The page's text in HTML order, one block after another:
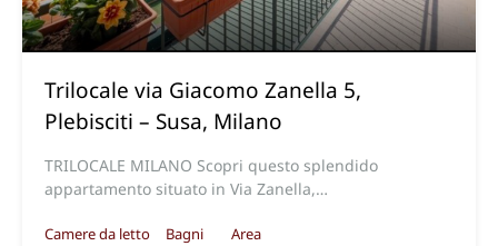
Trilocale via Giacomo Zanella 5,
Plebisciti – Susa, Milano
TRILOCALE MILANO Scopri questo splendido
appartamento situato in Via Zanella,…
Camere da letto
Bagni
Area